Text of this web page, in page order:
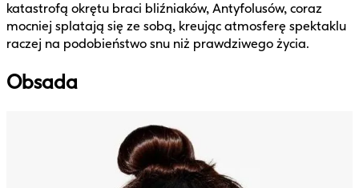
katastrofą okrętu braci bliźniaków, Antyfolusów, coraz
mocniej splatają się ze sobą, kreując atmosferę spektaklu
raczej na podobieństwo snu niż prawdziwego życia.
Obsada